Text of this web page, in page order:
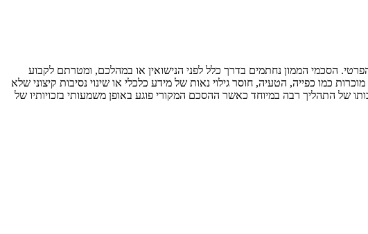
הסכמי הממון נחתמים בדרך כלל לפני הנישואין או במהלכם, ומטרתם לקבוע
כמו כפייה, הטעיה, חוסר גילוי נאות של מידע כלכלי או שינוי נסיבות קיצוני שלא
של התהליך רבה במיוחד כאשר ההסכם המקורי פוגע באופן משמעותי בזכויותיו של